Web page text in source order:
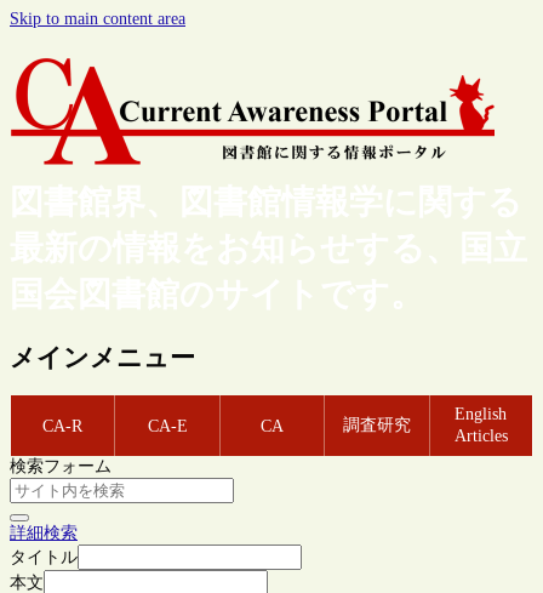
Skip to main content area
図書館界、図書館情報学に関する
最新の情報をお知らせする、国立
国会図書館のサイトです。
メインメニュー
CA-R CA-E CA 調査研究
English
Articles
検索フォーム
詳細検索
タイトル
本文